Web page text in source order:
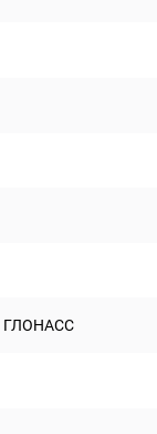
ГЛОНАСС